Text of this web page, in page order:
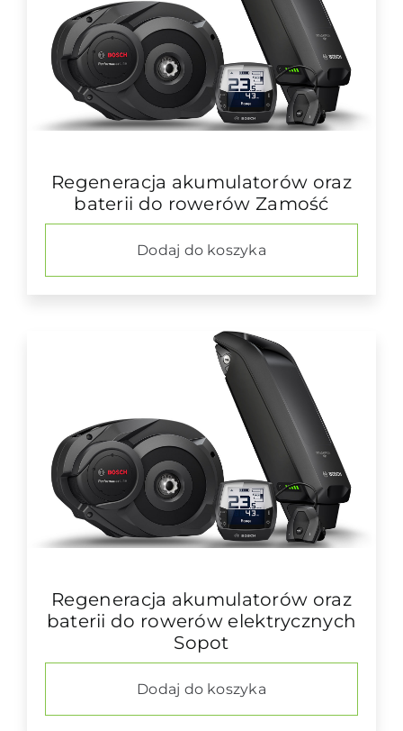
Regeneracja akumulatorów oraz
baterii do rowerów Zamość
Dodaj do koszyka
Regeneracja akumulatorów oraz
baterii do rowerów elektrycznych
Sopot
Dodaj do koszyka